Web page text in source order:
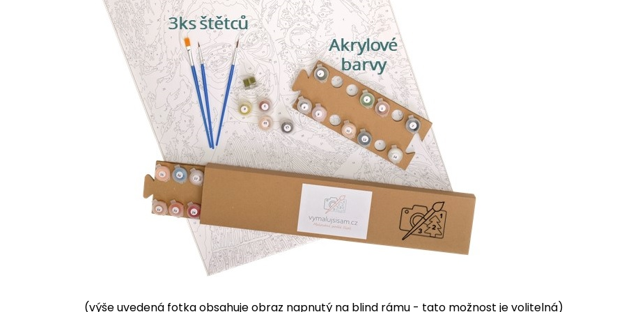
(výše uvedená fotka obsahuje obraz napnutý na blind rámu - tato možnost je volitelná)